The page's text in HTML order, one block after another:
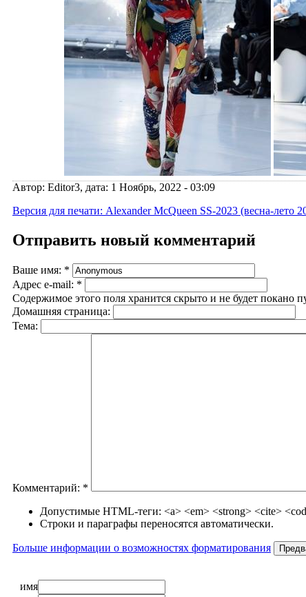
Автор: Editor3, дата: 1 Ноябрь, 2022 - 03:09
Версия для печати: Alexander McQueen SS-2023 (весна-лето
Отправить новый комментарий
Ваше имя: *
Адрес e-mail: *
Содержимое этого поля хранится скрыто и не будет покано
Домашняя страница:
Тема:
Комментарий: *
Допустимые HTML-теги: <a> <em> <strong> <cite>
Строки и параграфы переносятся автоматически.
Больше информации о возможностях форматирования
имя